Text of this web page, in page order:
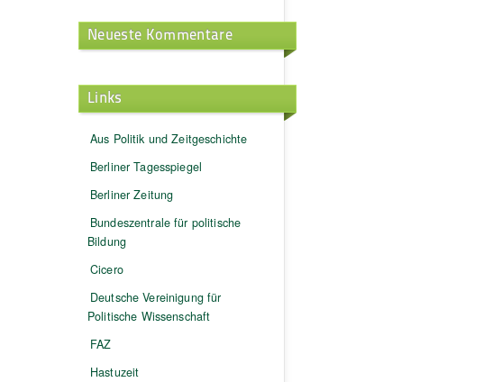
Neueste Kommentare
Links
Aus Politik und Zeitgeschichte
Berliner Tagesspiegel
Berliner Zeitung
Bundeszentrale für politische
Bildung
Cicero
Deutsche Vereinigung für
Politische Wissenschaft
FAZ
Hastuzeit